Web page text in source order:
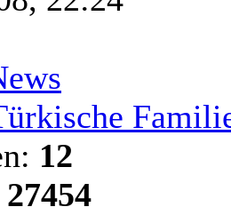
12
27454